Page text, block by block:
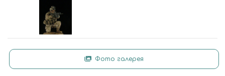
Фото галерея